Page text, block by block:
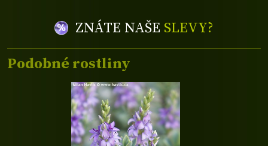
ZNÁTE NAŠE SLEVY?
Podobné rostliny